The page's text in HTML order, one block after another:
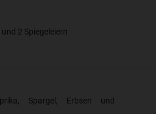
2 Spiegeleiern
Spargel, Erbsen und